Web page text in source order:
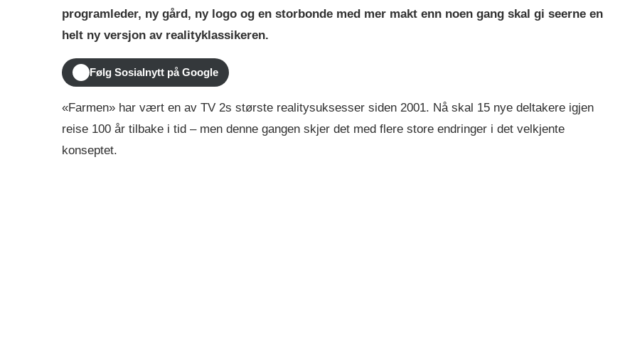
programleder, ny gård, ny logo og en storbonde med mer makt enn noen gang skal gi seerne en
helt ny versjon av realityklassikeren.
Følg Sosialnytt på Google
«Farmen» har vært en av TV 2s største realitysuksesser siden 2001. Nå skal 15 nye deltakere igjen
reise 100 år tilbake i tid – men denne gangen skjer det med flere store endringer i det velkjente
konseptet.